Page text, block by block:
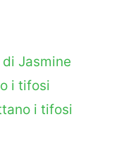
Jasmine
i tifosi
i tifosi